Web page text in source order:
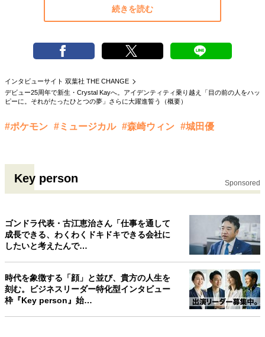
一流のルーティン
忘れられない言葉
10代・20代の土台
40代からの景色 50代のリアル
パートナーとの歩み方
親になるということ
熱狂できるもの
一生モノの愛用品
地域とつながる/お金との付き合い方
続きを読む
インタビューサイト 双葉社 THE CHANGE
デビュー25周年で新生・Crystal Kayへ。アイデンティティ乗り越え「目の前の人をハッ
ピーに。それがたったひとつの夢」さらに大躍進誓う（概要）
#ポケモン #ミュージカル #森崎ウィン #城田優
Key person Sponsored
ゴンドラ代表・古江恵治さん「仕事を通して
成長できる、わくわくドキドキできる会社に
したいと考えたんで…
時代を象徴する「顔」と並び、貴方の人生を
刻む。ビジネスリーダー特化型インタビュー
枠『Key person』始…